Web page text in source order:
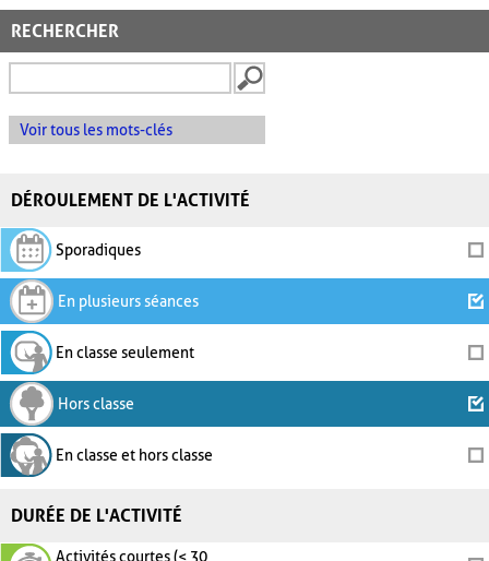
RECHERCHER
Voir tous les mots-clés
DÉROULEMENT DE L'ACTIVITÉ
Sporadiques
En plusieurs séances
En classe seulement
Hors classe
En classe et hors classe
DURÉE DE L'ACTIVITÉ
Activités courtes (< 30